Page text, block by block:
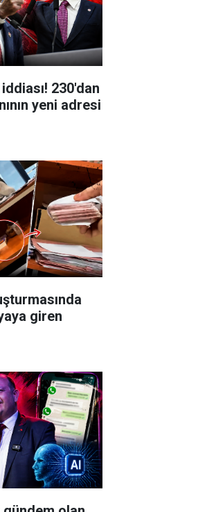
230'dan
yeni adresi
giren